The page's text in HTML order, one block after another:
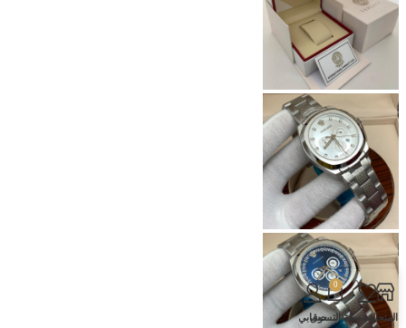
المتجرالمفضلة
0
سلة التسوق
حسابي